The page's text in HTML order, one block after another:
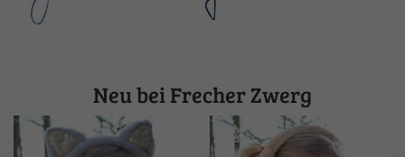
Neu bei Frecher Zwerg